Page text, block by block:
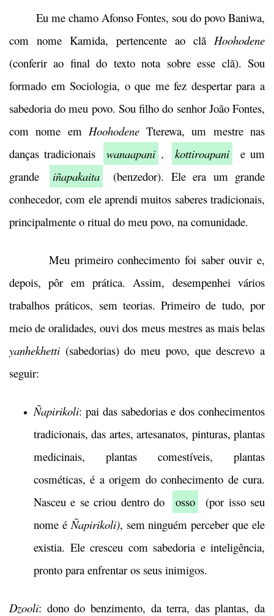
Eu me chamo Afonso Fontes, sou do povo Baniwa,
com nome Kamida, pertencente ao clã Hoohodene
(conferir ao final do texto nota sobre esse clã). Sou
formado em Sociologia, o que me fez despertar para a
sabedoria do meu povo. Sou filho do senhor João Fontes,
com nome em HoohodeneTterewa, um mestre nas
danças tradicionais
wanaapani , kottiroapani
e um
grande
iñapakaita
(benzedor). Ele era um grande
conhecedor, com ele aprendi muitos saberes tradicionais,
principalmente o ritual do meu povo, na comunidade.
Meu primeiro conhecimento foi saber ouvir e,
depois, pôr em prática. Assim, desempenhei vários
trabalhos práticos, sem teorias. Primeiro de tudo, por
meio de oralidades, ouvi dos meus mestres as mais belas
yanhekhetti (sabedorias) do meu povo, que descrevo a
seguir:
Ñapirikoli: pai das sabedorias e dos conhecimentos
tradicionais, das artes, artesanatos, pinturas, plantas
medicinais, plantas comestíveis, plantas
cosméticas, é a origem do conhecimento de cura.
Nasceu e se criou dentro do
osso
(por isso seu
nome éÑapirikoli), sem ninguém perceber que ele
existia. Ele cresceu com sabedoria e inteligência,
pronto para enfrentar os seus inimigos.
Dzooli: dono do benzimento, da terra, das plantas, da